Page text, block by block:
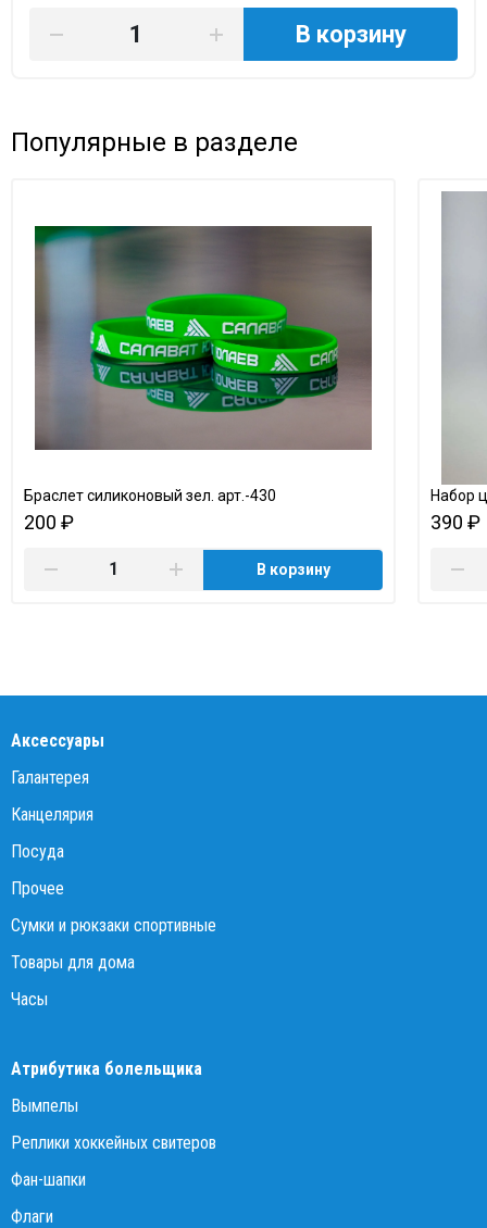
В корзину
Популярные в разделе
Браслет силиконовый зел. арт.-430
200 ₽
В корзину
Набор
390 ₽
Аксессуары
Галантерея
Канцелярия
Посуда
Прочее
Сумки и рюкзаки спортивные
Товары для дома
Часы
Атрибутика болельщика
Вымпелы
Реплики хоккейных свитеров
Фан-шапки
Флаги